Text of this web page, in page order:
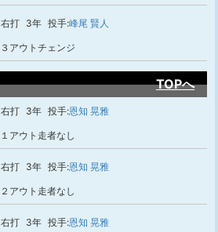
右打 3年 投手:峰尾 賢人
３アウトチェンジ
TOPへ
右打 3年 投手:恩知 晃雅
１アウト走者なし
右打 3年 投手:恩知 晃雅
２アウト走者なし
右打 3年 投手:恩知 晃雅